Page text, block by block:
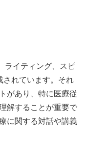
ライティング、スピ
されています。それ
があり、特に医療従
解することが重要で
に関する対話や講義